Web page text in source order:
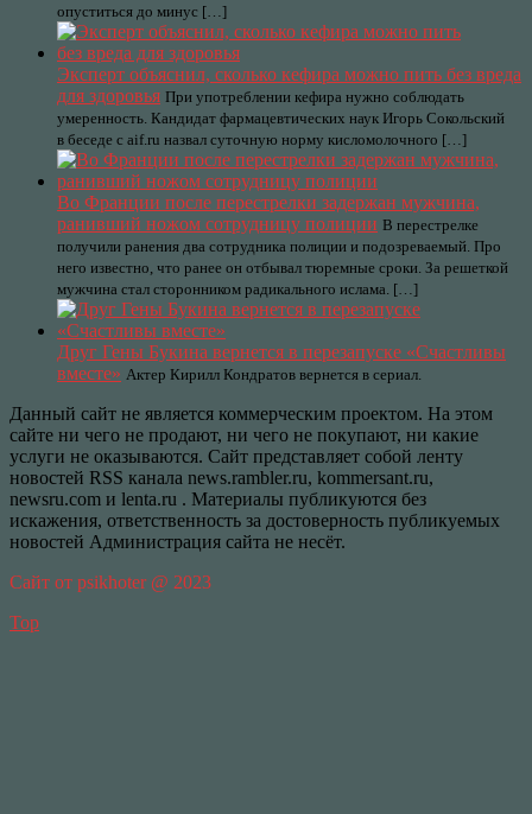
опуститься до минус […]
Эксперт объяснил, сколько кефира можно пить без вреда
для здоровья При употреблении кефира нужно соблюдать
умеренность. Кандидат фармацевтических наук Игорь Сокольский
в беседе с aif.ru назвал суточную норму кисломолочного […]
Во Франции после перестрелки задержан мужчина,
ранивший ножом сотрудницу полиции В перестрелке
получили ранения два сотрудника полиции и подозреваемый. Про
него известно, что ранее он отбывал тюремные сроки. За решеткой
мужчина стал сторонником радикального ислама. […]
Друг Гены Букина вернется в перезапуске «Счастливы
вместе» Актер Кирилл Кондратов вернется в сериал.
Данный сайт не является коммерческим проектом. На этом
сайте ни чего не продают, ни чего не покупают, ни какие
услуги не оказываются. Сайт представляет собой ленту
новостей RSS канала news.rambler.ru, kommersant.ru,
newsru.com и lenta.ru . Материалы публикуются без
искажения, ответственность за достоверность публикуемых
новостей Администрация сайта не несёт.
Сайт от psikhoter @ 2023
Top